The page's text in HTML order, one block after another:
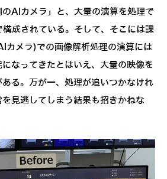
AIカメラ」と、大量の演算を処理で
成されている。そして、そこには課
カメラ)での画像解析処理の演算には
なってきたとはいえ、大量の映像を
る。万が一、処理が追いつかなけれ
見逃してしまう結果も招きかねな